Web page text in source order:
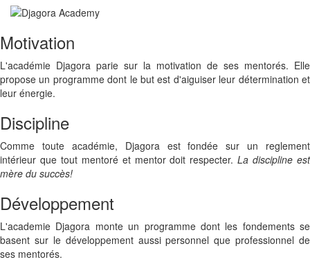
Motivation
L'académie Djagora parie sur la motivation de ses mentorés. Elle
propose un programme dont le but est d'aiguiser leur détermination et
leur énergie.
Discipline
Comme toute académie, Djagora est fondée sur un reglement
intérieur que tout mentoré et mentor doit respecter.La discipline est
mère du succès!
Développement
L'academie Djagora monte un programme dont les fondements se
basent sur le développement aussi personnel que professionnel de
ses mentorés.